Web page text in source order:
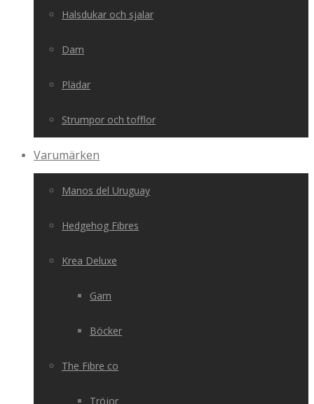
Halsdukar och sjalar
Dam
Plädar
Strumpor och tofflor
Varumärken
Manos del Uruguay
Hedgehog Fibres
Krea Deluxe
Garn
Böcker
The Fibre co
Tröjor